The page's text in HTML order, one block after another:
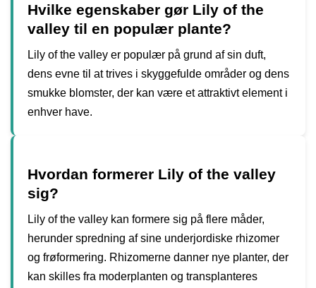
Hvilke egenskaber gør Lily of the
valley til en populær plante?
Lily of the valley er populær på grund af sin duft,
dens evne til at trives i skyggefulde områder og dens
smukke blomster, der kan være et attraktivt element i
enhver have.
Hvordan formerer Lily of the valley
sig?
Lily of the valley kan formere sig på flere måder,
herunder spredning af sine underjordiske rhizomer
og frøformering. Rhizomerne danner nye planter, der
kan skilles fra moderplanten og transplanteres